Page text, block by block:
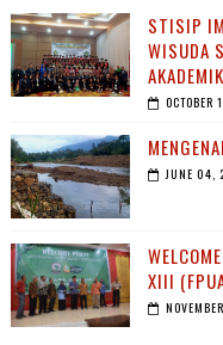
STISIP
WISUDA
JUNE 04,
XIII